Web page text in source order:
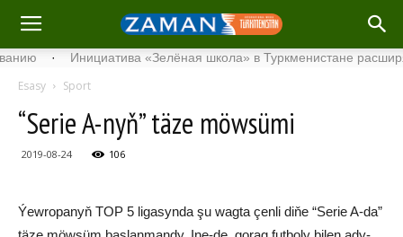
· Инициатива «Зелёная школа» в Туркменистане расширяет
Esasy Sport
“Se­rie A-nyň” tä­ze möw­sü­mi
2019-08-24 106
Ýew­ro­pa­nyň TOP 5 li­ga­syn­da şu wag­ta çen­li di­ňe “Se­rie A-da”